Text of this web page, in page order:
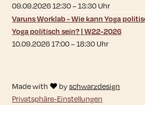
09.09.2026 12:30–13:30Uhr
Varuns Worklab - Wie kann Yoga
Yoga politisch sein? | W22-2026
10.09.2026 17:00–18:30Uhr
Made with ♥ byschwarzdesign
Privatsphäre-Einstellungen